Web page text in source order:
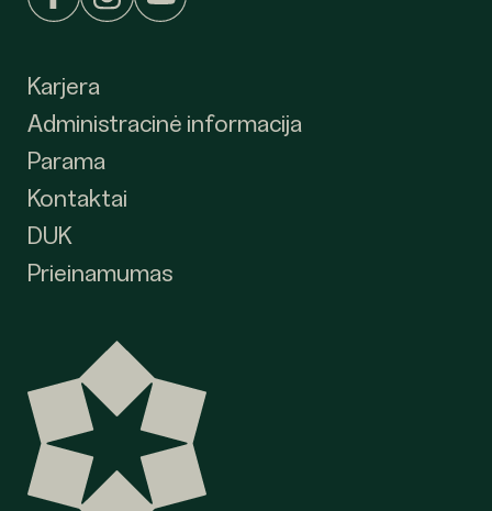
Karjera
Administracinė informacija
Parama
Kontaktai
DUK
Prieinamumas